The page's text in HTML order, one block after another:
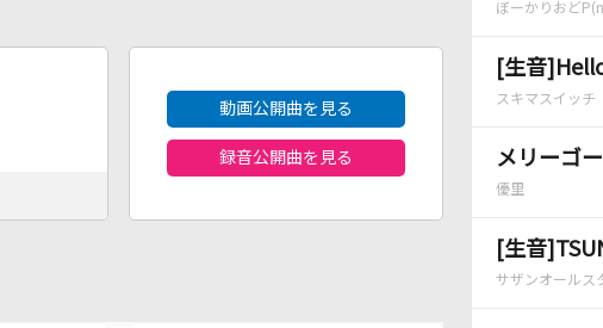
ぼーかりおど
[生音
スキマスイッチ
メリーゴ
優里
[生音
サザンオールス
動画公開曲を見る
録音公開曲を見る